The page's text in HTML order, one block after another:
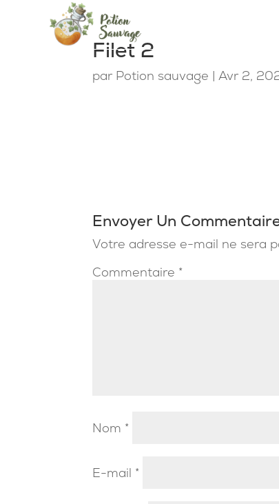
Filet 2
par Potion sauvage |Avr 2,
Envoyer Un
Votre adresse e-mail ne sera
Commentaire *
Nom *
E-mail *